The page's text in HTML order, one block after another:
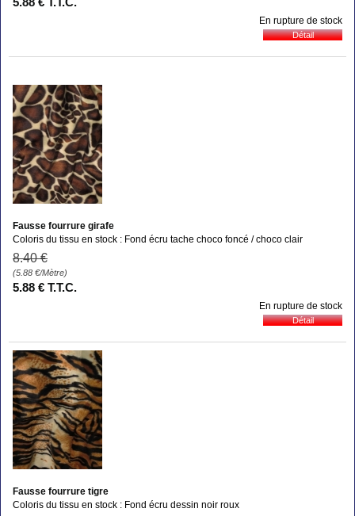
En rupture de stock
Fausse fourrure girafe
Coloris du tissu en stock : Fond écru tache choco foncé / choco clair
8.40 €
(5.88 €/Mètre)
5.88 € T.T.C.
En rupture de stock
Fausse fourrure tigre
Coloris du tissu en stock : Fond écru dessin noir roux